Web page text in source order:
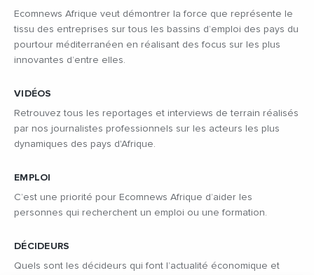
Ecomnews Afrique veut démontrer la force que représente le
tissu des entreprises sur tous les bassins d’emploi des pays du
pourtour méditerranéen en réalisant des focus sur les plus
innovantes d’entre elles.
VIDÉOS
Retrouvez tous les reportages et interviews de terrain réalisés
par nos journalistes professionnels sur les acteurs les plus
dynamiques des pays d'Afrique.
EMPLOI
C’est une priorité pour Ecomnews Afrique d’aider les
personnes qui recherchent un emploi ou une formation.
DÉCIDEURS
Quels sont les décideurs qui font l’actualité économique et